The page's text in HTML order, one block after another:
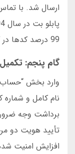
ارسال شد. با
99 درصد کدها در کمتر از یک دقیقه ارسال می شوند.
گام پنجم:
وارد بخش “حساب
نام کامل و شماره
تأیید هویت دو
افزایش امنیت